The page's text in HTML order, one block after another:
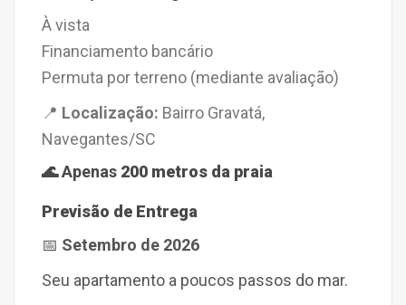
À vista
Financiamento bancário
Permuta por terreno (mediante avaliação)
📍 Localização: Bairro Gravatá,
Navegantes/SC
🌊 Apenas 200 metros da praia
Previsão de Entrega
📅 Setembro de 2026
Seu apartamento a poucos passos do mar.